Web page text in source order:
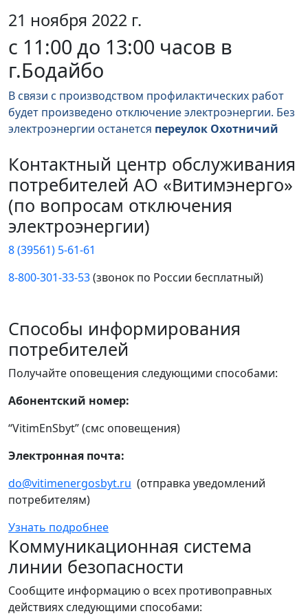
21 ноября 2022 г.
с 11:00 до 13:00 часов в
г.Бодайбо
В связи с производством профилактических работ
будет произведено отключение электроэнергии. Без
электроэнергии останется переулок Охотничий
Контактный центр обслуживания
потребителей АО «Витимэнерго»
(по вопросам отключения
электроэнергии)
8 (39561) 5-61-61
8-800-301-33-53(звонок по России бесплатный)
Способы информирования
потребителей
Получайте оповещения следующими способами:
Абонентский номер:
“VitimEnSbyt” (смс оповещения)
Электронная почта:
do@vitimenergosbyt.ru (отправка уведомлений
потребителям)
Узнать подробнее
Коммуникационная система
линии безопасности
Сообщите информацию о всех противоправных
действиях следующими способами: